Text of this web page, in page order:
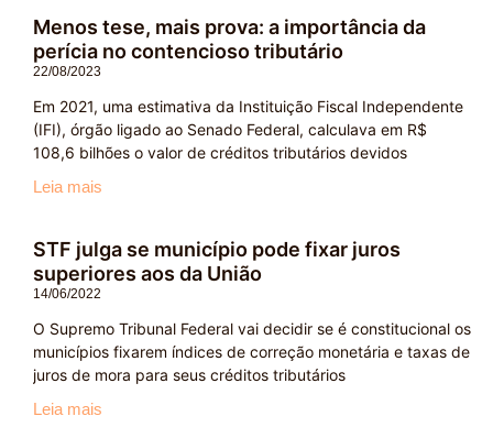
Menos tese, mais prova: a importância da
perícia no contencioso tributário
22/08/2023
Em 2021, uma estimativa da Instituição Fiscal Independente
(IFI), órgão ligado ao Senado Federal, calculava em R$
108,6 bilhões o valor de créditos tributários devidos
Leia mais
STF julga se município pode fixar juros
superiores aos da União
14/06/2022
O Supremo Tribunal Federal vai decidir se é constitucional os
municípios fixarem índices de correção monetária e taxas de
juros de mora para seus créditos tributários
Leia mais